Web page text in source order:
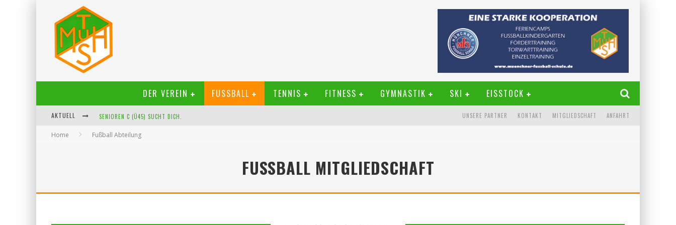
DER VEREIN FUSSBALL TENNIS FITNESS GYMNASTIK SKI EISSTOCK
AKTUELL SENIOREN C (Ü45) SUCHT DICH.
NEUE MÄDCHENMANNSCHAFT
ANFAHRT
MITGLIEDSCHAFT
KONTAKT
UNSERE PARTNER
Home Fußball Abteilung
FUSSBALL MITGLIEDSCHAFT